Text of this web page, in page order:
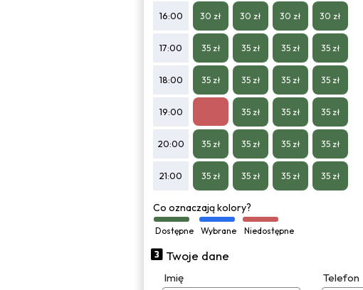
16:00 30 zł 30 zł 30 zł 30 zł
17:00 35 zł 35 zł 35 zł 35 zł
18:00 35 zł 35 zł 35 zł 35 zł
19:00 35 zł 35 zł 35 zł
20:00 35 zł 35 zł 35 zł 35 zł
21:00 35 zł 35 zł 35 zł 35 zł
Co oznaczają kolory?
Dostępne Wybrane Niedostępne
Twoje dane
Imię Telefon